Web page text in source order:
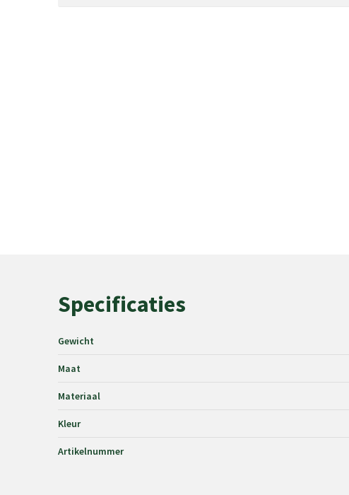
Specificaties
Gewicht
Maat
Materiaal
Kleur
Artikelnummer